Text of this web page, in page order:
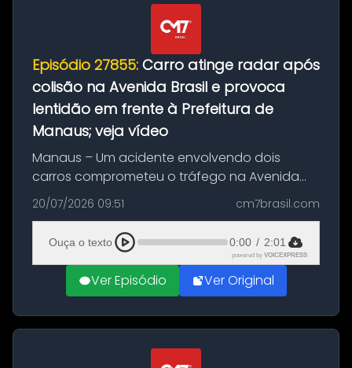
Episódio 27855: Carro atinge radar após
colisão na Avenida Brasil e provoca
lentidão em frente à Prefeitura de
Manaus; veja vídeo
Manaus – Um acidente envolvendo dois
carros comprometeu o tráfego na Avenida
Brasil durante a manhã desta segunda-feira
(20), em frente ao complexo da Prefeitura de
Manaus, na Zona Oeste. A batida ter...
20/07/2026 09:51 cm7brasil.com
Ouça o texto 0:00 / 2:01
powered by VOICEXPRESS
Ver Episódio Ver Original